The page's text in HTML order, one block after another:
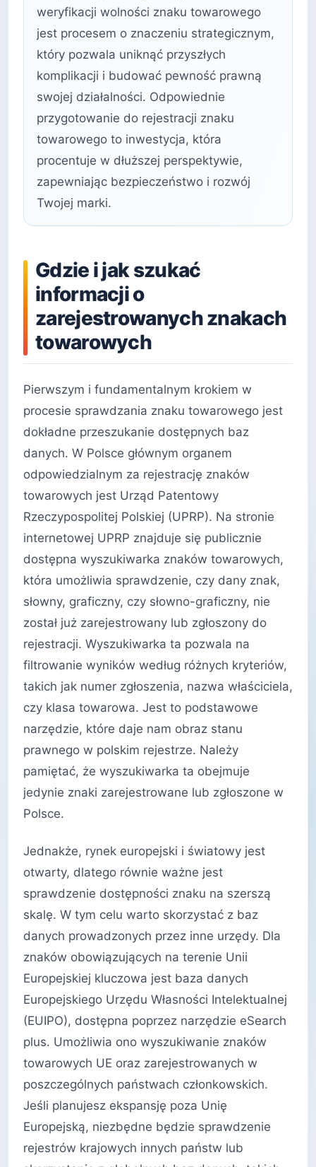
weryfikacji wolności znaku towarowego
jest procesem o znaczeniu strategicznym,
który pozwala uniknąć przyszłych
komplikacji i budować pewność prawną
swojej działalności. Odpowiednie
przygotowanie do rejestracji znaku
towarowego to inwestycja, która
procentuje w dłuższej perspektywie,
zapewniając bezpieczeństwo i rozwój
Twojej marki.
Gdzie i jak szukać
informacji o
zarejestrowanych znakach
towarowych
Pierwszym i fundamentalnym krokiem w
procesie sprawdzania znaku towarowego jest
dokładne przeszukanie dostępnych baz
danych. W Polsce głównym organem
odpowiedzialnym za rejestrację znaków
towarowych jest Urząd Patentowy
Rzeczypospolitej Polskiej (UPRP). Na stronie
internetowej UPRP znajduje się publicznie
dostępna wyszukiwarka znaków towarowych,
która umożliwia sprawdzenie, czy dany znak,
słowny, graficzny, czy słowno-graficzny, nie
został już zarejestrowany lub zgłoszony do
rejestracji. Wyszukiwarka ta pozwala na
filtrowanie wyników według różnych kryteriów,
takich jak numer zgłoszenia, nazwa właściciela,
czy klasa towarowa. Jest to podstawowe
narzędzie, które daje nam obraz stanu
prawnego w polskim rejestrze. Należy
pamiętać, że wyszukiwarka ta obejmuje
jedynie znaki zarejestrowane lub zgłoszone w
Polsce.
Jednakże, rynek europejski i światowy jest
otwarty, dlatego równie ważne jest
sprawdzenie dostępności znaku na szerszą
skalę. W tym celu warto skorzystać z baz
danych prowadzonych przez inne urzędy. Dla
znaków obowiązujących na terenie Unii
Europejskiej kluczowa jest baza danych
Europejskiego Urzędu Własności Intelektualnej
(EUIPO), dostępna poprzez narzędzie eSearch
plus. Umożliwia ono wyszukiwanie znaków
towarowych UE oraz zarejestrowanych w
poszczególnych państwach członkowskich.
Jeśli planujesz ekspansję poza Unię
Europejską, niezbędne będzie sprawdzenie
rejestrów krajowych innych państw lub